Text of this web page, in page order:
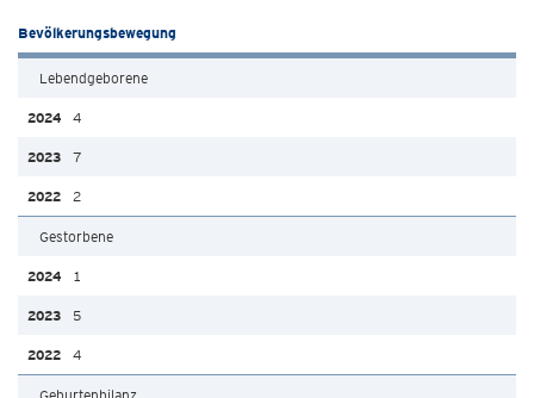
Bevölkerungsbewegung
Lebendgeborene
4
7
2
Gestorbene
1
5
4